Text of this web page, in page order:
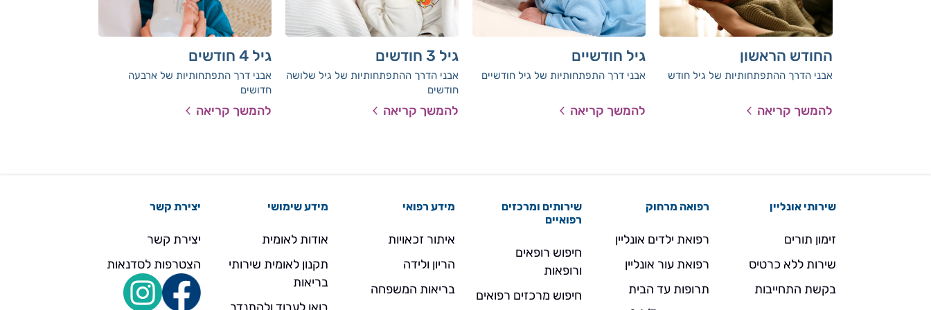
החודש הראשון
אבני הדרך ההתפתחותיות של גיל חודש
להמשך קריאה
גיל חודשיים
אבני דרך התפתחותיות של גיל חודשיים
להמשך קריאה
גיל 3 חודשים
אבני הדרך ההתפתחותיות של גיל שלושה
חודשים
להמשך קריאה
גיל 4 חודשים
אבני דרך התפתחותיות של ארבעה
חדושים
להמשך קריאה
שירותי אונליין
זימון תורים
שירות ללא כרטיס
בקשת התחייבות
רפואה מרחוק
רפואת ילדים אונליין
רפואת עור אונליין
תרופות עד הבית
שירותים ומרכזים
רפואיים
חיפוש רופאים
ורופאות
חיפוש מרכזים רפואים
מידע רפואי
איתור זכאויות
הריון ולידה
בריאות המשפחה
מידע שימושי
אודות לאומית
תקנון לאומית שירותי
בריאות
בואו לעבוד ולהתנדב
יצירת קשר
יצירת קשר
הצטרפות לסדנאות